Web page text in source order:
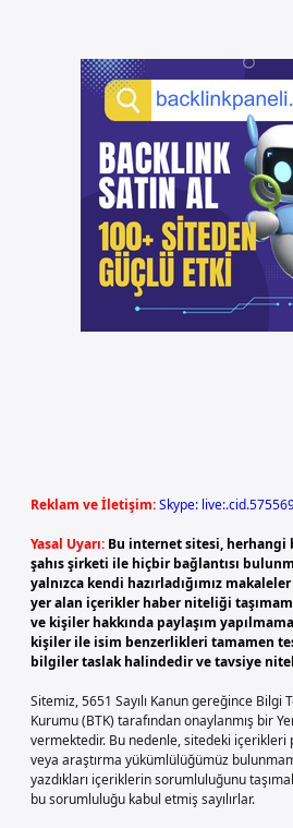
Reklam ve İletişim:Skype:
Yasal Uyarı: Bu internet sitesi, herhangi
şahıs şirketi ile hiçbir bağlantısı
yalnızca kendi hazırladığımız
yer alan içerikler haber niteliği
ve kişiler hakkında paylaşım
kişiler ile isim benzerlikleri tamamen
bilgiler taslak halindedir ve tavsiye
Sitemiz, 5651 Sayılı Kanun gereğince
Kurumu (BTK) tarafından onaylanmış bir
vermektedir. Bu nedenle, sitedeki
veya araştırma yükümlülüğümüz
yazdıkları içeriklerin sorumluluğunu
bu sorumluluğu kabul etmiş sayılırlar.